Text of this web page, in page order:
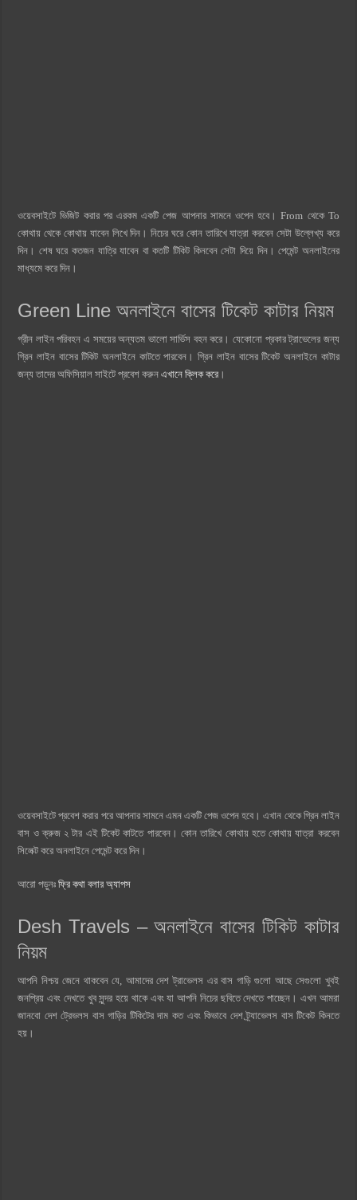
ওয়েবসাইটে ভিজিট করার পর এরকম একটি পেজ আপনার সামনে ওপেন হবে। From থেকে To
কোথায় থেকে কোথায় যাবেন লিখে দিন। নিচের ঘরে কোন তারিখে যাত্রা করবেন সেটা উল্লেখ্য করে
দিন। শেষ ঘরে কতজন যাত্রি যাবেন বা কতটি টিকিট কিনবেন সেটা দিয়ে দিন। পেমেন্ট অনলাইনের
মাধ্যমে করে দিন।
Green Line অনলাইনে বাসের টিকেট কাটার নিয়ম
গ্রীন লাইন পরিবহন এ সময়ের অন্যতম ভালো সার্ভিস বহন করে। যেকোনো প্রকার ট্রাভেলের জন্য
গ্রিন লাইন বাসের টিকিট অনলাইনে কাটতে পারবেন। গ্রিন লাইন বাসের টিকেট অনলাইনে কাটার
জন্য তাদের অফিসিয়াল সাইটে প্রবেশ করুনএখানে ক্লিক করে ।
ওয়েবসাইটে প্রবেশ করার পরে আপনার সামনে এমন একটি পেজ ওপেন হবে। এখান থেকে গ্রিন লাইন
বাস ও ক্রুজ ২ টার এই টিকেট কাটতে পারবেন। কোন তারিখে কোথায় হতে কোথায় যাত্রা করবেন
সিলেক্ট করে অনলাইনে পেমেন্ট করে দিন।
আরো পড়ুনঃফ্রি কথা বলার অ্যাপস
Desh Travels – অনলাইনে বাসের টিকিট কাটার
নিয়ম
আপনি নিশ্চয় জেনে থাকবেন যে, আমাদের দেশ ট্রাভেলস এর বাস গাড়ি গুলো আছে সেগুলো খুবই
জনপ্রিয় এবং দেখতে খুব সুন্দর হয়ে থাকে এবং যা আপনি নিচের ছবিতে দেখতে পাচ্ছেন। এখন আমরা
জানবো দেশ ট্রেভলস বাস গাড়ির টিকিটের দাম কত এবং কিভাবে দেশ ট্র্যাভেলস বাস টিকেট কিনতে
হয়।